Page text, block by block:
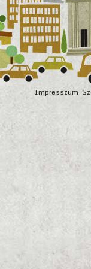
Impresszum